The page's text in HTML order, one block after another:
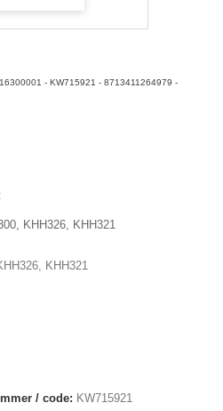
- KW715921 - 8713411264979 -
KHH326, KHH321
KHH321
/ code: KW715921